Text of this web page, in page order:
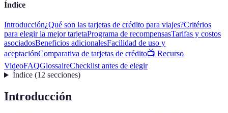
Índice
Introducción¿Qué son las tarjetas de crédito para viajes?Critérios
para elegir la mejor tarjetaPrograma de recompensasTarifas y costos
asociadosBeneficios adicionalesFacilidad de uso y
aceptaciónComparativa de tarjetas de crédito📺 Recurso
VideoFAQGlossaireChecklist antes de elegir
Índice(12 secciones)
Introducción